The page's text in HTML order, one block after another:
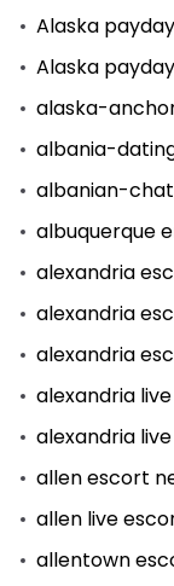
Alaska
Alaska
alaska-
albania-
albanian-
albuquerque
alexandria
alexandria
alexandria
alexandria
alexandria
allen escort
allen live
allentown